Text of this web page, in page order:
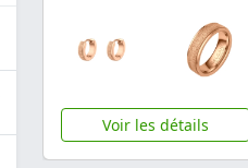
Voir les détails